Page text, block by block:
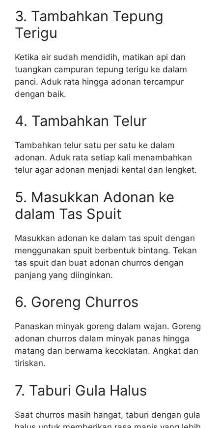
3. Tambahkan Tepung
Terigu
Ketika air sudah mendidih, matikan api dan
tuangkan campuran tepung terigu ke dalam
panci. Aduk rata hingga adonan tercampur
dengan baik.
4. Tambahkan Telur
Tambahkan telur satu per satu ke dalam
adonan. Aduk rata setiap kali menambahkan
telur agar adonan menjadi kental dan lengket.
5. Masukkan Adonan ke
dalam Tas Spuit
Masukkan adonan ke dalam tas spuit dengan
menggunakan spuit berbentuk bintang. Tekan
tas spuit dan buat adonan churros dengan
panjang yang diinginkan.
6. Goreng Churros
Panaskan minyak goreng dalam wajan. Goreng
adonan churros dalam minyak panas hingga
matang dan berwarna kecoklatan. Angkat dan
tiriskan.
7. Taburi Gula Halus
Saat churros masih hangat, taburi dengan gula